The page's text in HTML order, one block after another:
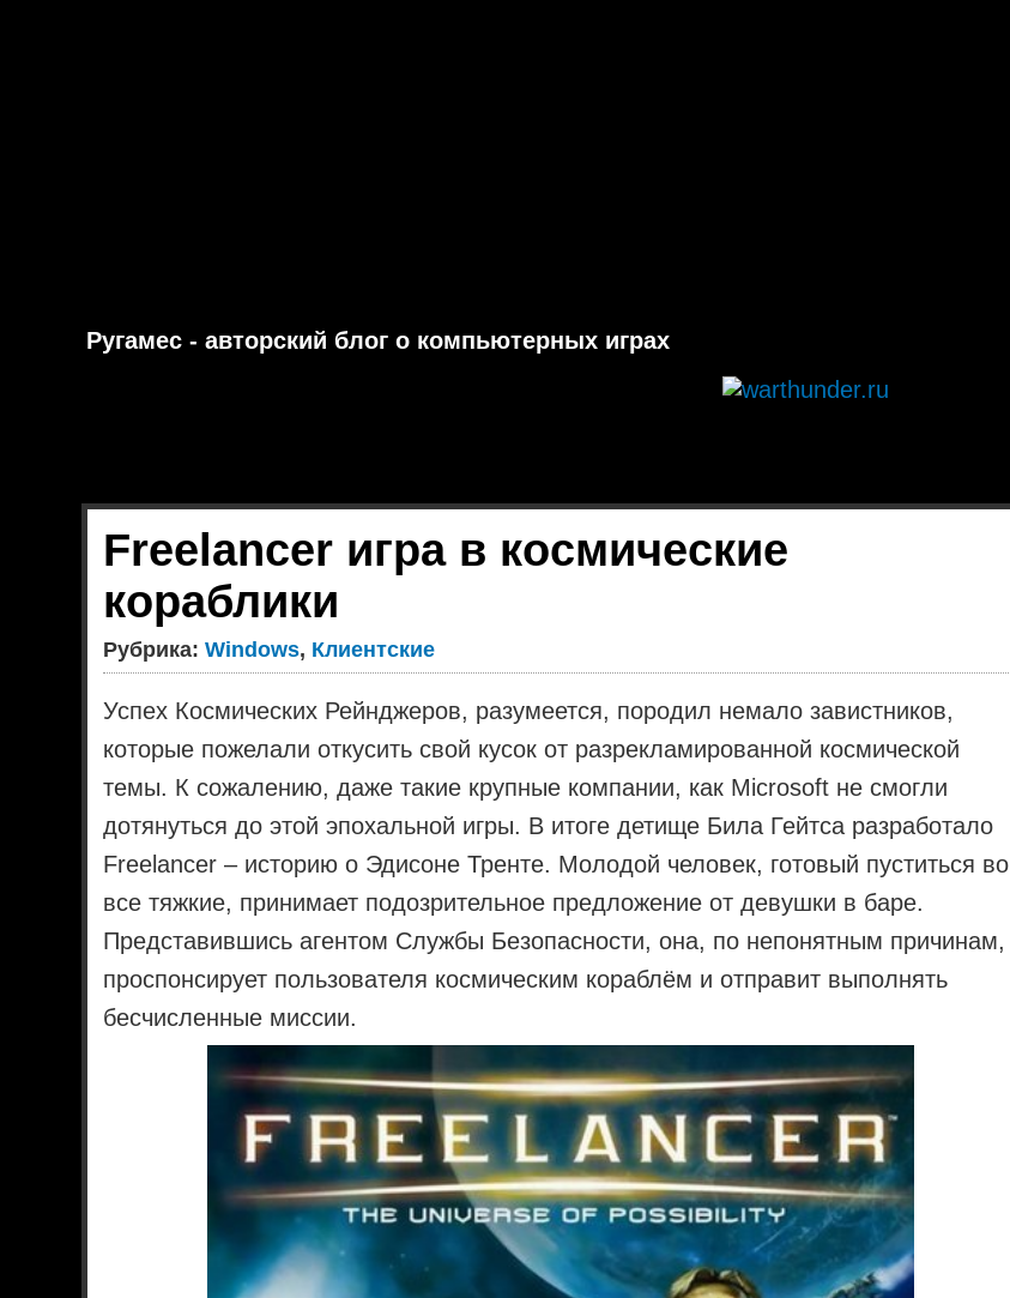
Ругамес - авторский блог о компьютерных играх
Freelancer игра в космические
кораблики
Рубрика:Windows, Клиентские
Успех Космических Рейнджеров, разумеется, породил немало завистников,
которые пожелали откусить свой кусок от разрекламированной космической
темы. К сожалению, даже такие крупные компании, как Microsoft не смогли
дотянуться до этой эпохальной игры. В итоге детище Била Гейтса разработало
Freelancer – историю о Эдисоне Тренте. Молодой человек, готовый пуститься во
все тяжкие, принимает подозрительное предложение от девушки в баре.
Представившись агентом Службы Безопасности, она, по непонятным причинам,
проспонсирует пользователя космическим кораблём и отправит выполнять
бесчисленные миссии.